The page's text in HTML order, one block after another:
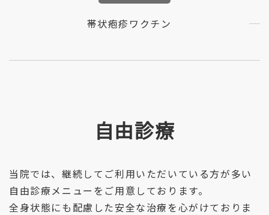
帯状疱疹ワクチン
自由診療
当院では、継続してご利用いただいている方が多い
自由診療メニューをご用意しております。
全身状態にも配慮した安全な治療を心がけておりま